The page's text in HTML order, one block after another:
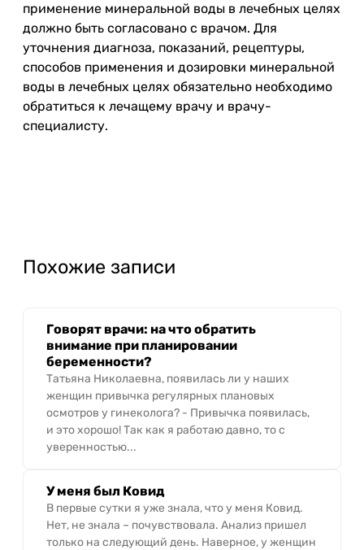
применение минеральной воды в лечебных целях
должно быть согласовано с врачом. Для
уточнения диагноза, показаний, рецептуры,
способов применения и дозировки минеральной
воды в лечебных целях обязательно необходимо
обратиться к лечащему врачу и врачу-
специалисту.
Похожие записи
Говорят врачи: на что обратить
внимание при планировании
беременности?
Татьяна Николаевна, появилась ли у наших
женщин привычка регулярных плановых
осмотров у гинеколога? - Привычка появилась,
и это хорошо! Так как я работаю давно, то с
уверенностью...
У меня был Ковид
В первые сутки я уже знала, что у меня Ковид.
Нет, не знала – почувствовала. Анализ пришел
только на следующий день. Наверное, у женщин